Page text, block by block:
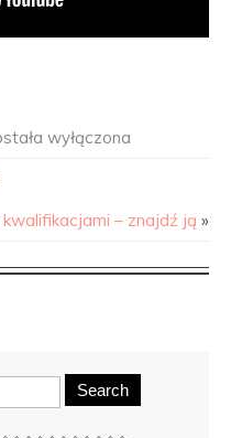
wyłączona
kwalifikacjami – znajdź ją »
Search